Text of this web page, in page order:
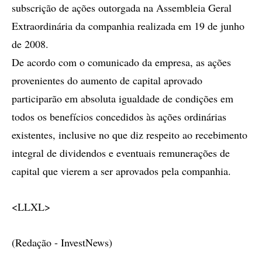
subscrição de ações outorgada na Assembleia Geral
Extraordinária da companhia realizada em 19 de junho
de 2008.
De acordo com o comunicado da empresa, as ações
provenientes do aumento de capital aprovado
participarão em absoluta igualdade de condições em
todos os benefícios concedidos às ações ordinárias
existentes, inclusive no que diz respeito ao recebimento
integral de dividendos e eventuais remunerações de
capital que vierem a ser aprovados pela companhia.
<LLXL>
(Redação - InvestNews)